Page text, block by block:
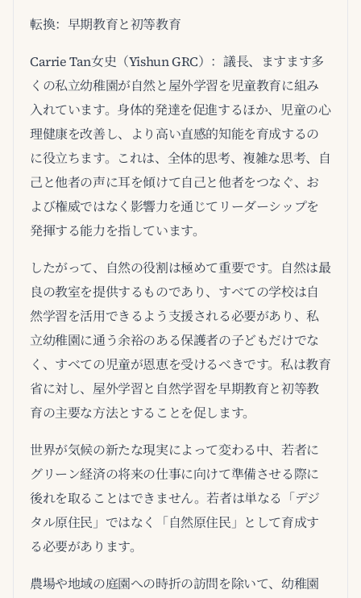
転換：早期教育と初等教育
Carrie Tan女史（Yishun GRC）：議長、ますます多
くの私立幼稚園が自然と屋外学習を児童教育に組み
入れています。身体的発達を促進するほか、児童の心
理健康を改善し、より高い直感的知能を育成するの
に役立ちます。これは、全体的思考、複雑な思考、自
己と他者の声に耳を傾けて自己と他者をつなぐ、お
よび権威ではなく影響力を通じてリーダーシップを
発揮する能力を指しています。
したがって、自然の役割は極めて重要です。自然は最
良の教室を提供するものであり、すべての学校は自
然学習を活用できるよう支援される必要があり、私
立幼稚園に通う余裕のある保護者の子どもだけでな
く、すべての児童が恩恵を受けるべきです。私は教育
省に対し、屋外学習と自然学習を早期教育と初等教
育の主要な方法とすることを促します。
世界が気候の新たな現実によって変わる中、若者に
グリーン経済の将来の仕事に向けて準備させる際に
後れを取ることはできません。若者は単なる「デジ
タル原住民」ではなく「自然原住民」として育成す
る必要があります。
農場や地域の庭園への時折の訪問を除いて、幼稚園